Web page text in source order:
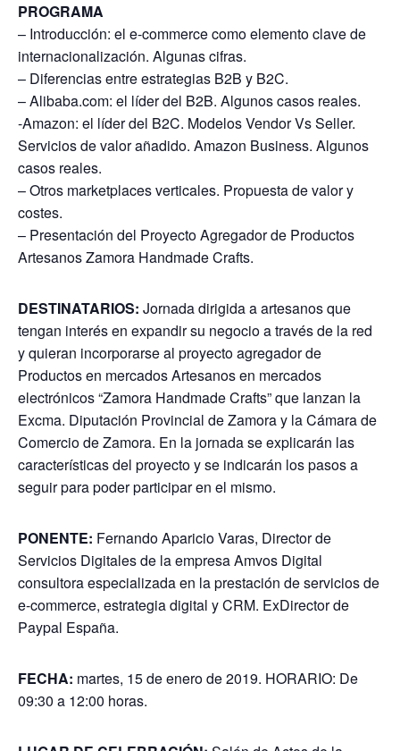
PROGRAMA
– Introducción: el e-commerce como elemento clave de
internacionalización. Algunas cifras.
– Diferencias entre estrategias B2B y B2C.
– Alibaba.com: el líder del B2B. Algunos casos reales.
-Amazon: el líder del B2C. Modelos Vendor Vs Seller.
Servicios de valor añadido. Amazon Business. Algunos
casos reales.
– Otros marketplaces verticales. Propuesta de valor y
costes.
– Presentación del Proyecto Agregador de Productos
Artesanos Zamora Handmade Crafts.
DESTINATARIOS: Jornada dirigida a artesanos que
tengan interés en expandir su negocio a través de la red
y quieran incorporarse al proyecto agregador de
Productos en mercados Artesanos en mercados
electrónicos “Zamora Handmade Crafts” que lanzan la
Excma. Diputación Provincial de Zamora y la Cámara de
Comercio de Zamora. En la jornada se explicarán las
características del proyecto y se indicarán los pasos a
seguir para poder participar en el mismo.
PONENTE: Fernando Aparicio Varas, Director de
Servicios Digitales de la empresa Amvos Digital
consultora especializada en la prestación de servicios de
e-commerce, estrategia digital y CRM. ExDirector de
Paypal España.
FECHA: martes, 15 de enero de 2019. HORARIO: De
09:30 a 12:00 horas.